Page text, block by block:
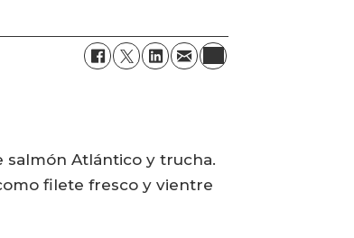
salmón Atlántico y trucha.
filete fresco y vientre